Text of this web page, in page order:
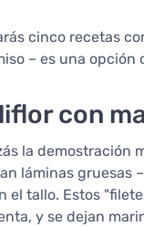
cinco recetas
– es una
con
la demostración
láminas gruesas
el tallo. Estos
y se dejan